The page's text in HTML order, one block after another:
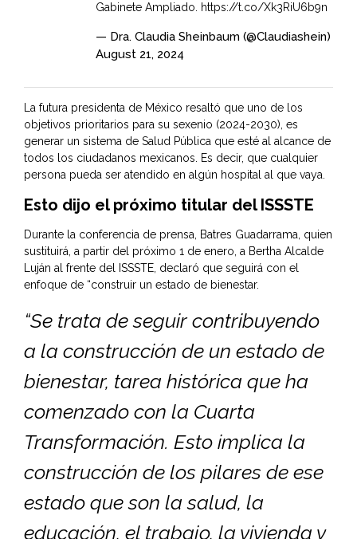
Gabinete Ampliado. https://t.co/Xk3RiU6b9n
— Dra. Claudia Sheinbaum (@Claudiashein)
August 21, 2024
La futura presidenta de México resaltó que uno de los
objetivos prioritarios para su sexenio (2024-2030), es
generar un sistema de Salud Pública que esté al alcance de
todos los ciudadanos mexicanos. Es decir, que cualquier
persona pueda ser atendido en algún hospital al que vaya.
Esto dijo el próximo titular del ISSSTE
Durante la conferencia de prensa, Batres Guadarrama, quien
sustituirá, a partir del próximo 1 de enero, a Bertha Alcalde
Luján al frente del ISSSTE, declaró que seguirá con el
enfoque de “construir un estado de bienestar.
“Se trata de seguir contribuyendo
a la construcción de un estado de
bienestar, tarea histórica que ha
comenzado con la Cuarta
Transformación. Esto implica la
construcción de los pilares de ese
estado que son la salud, la
educación, el trabajo, la vivienda y